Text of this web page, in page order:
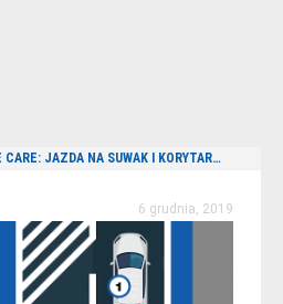
DRIVE CARE: JAZDA NA SUWAK I KORYTARZ ŻYCIA
6 grudnia, 2019